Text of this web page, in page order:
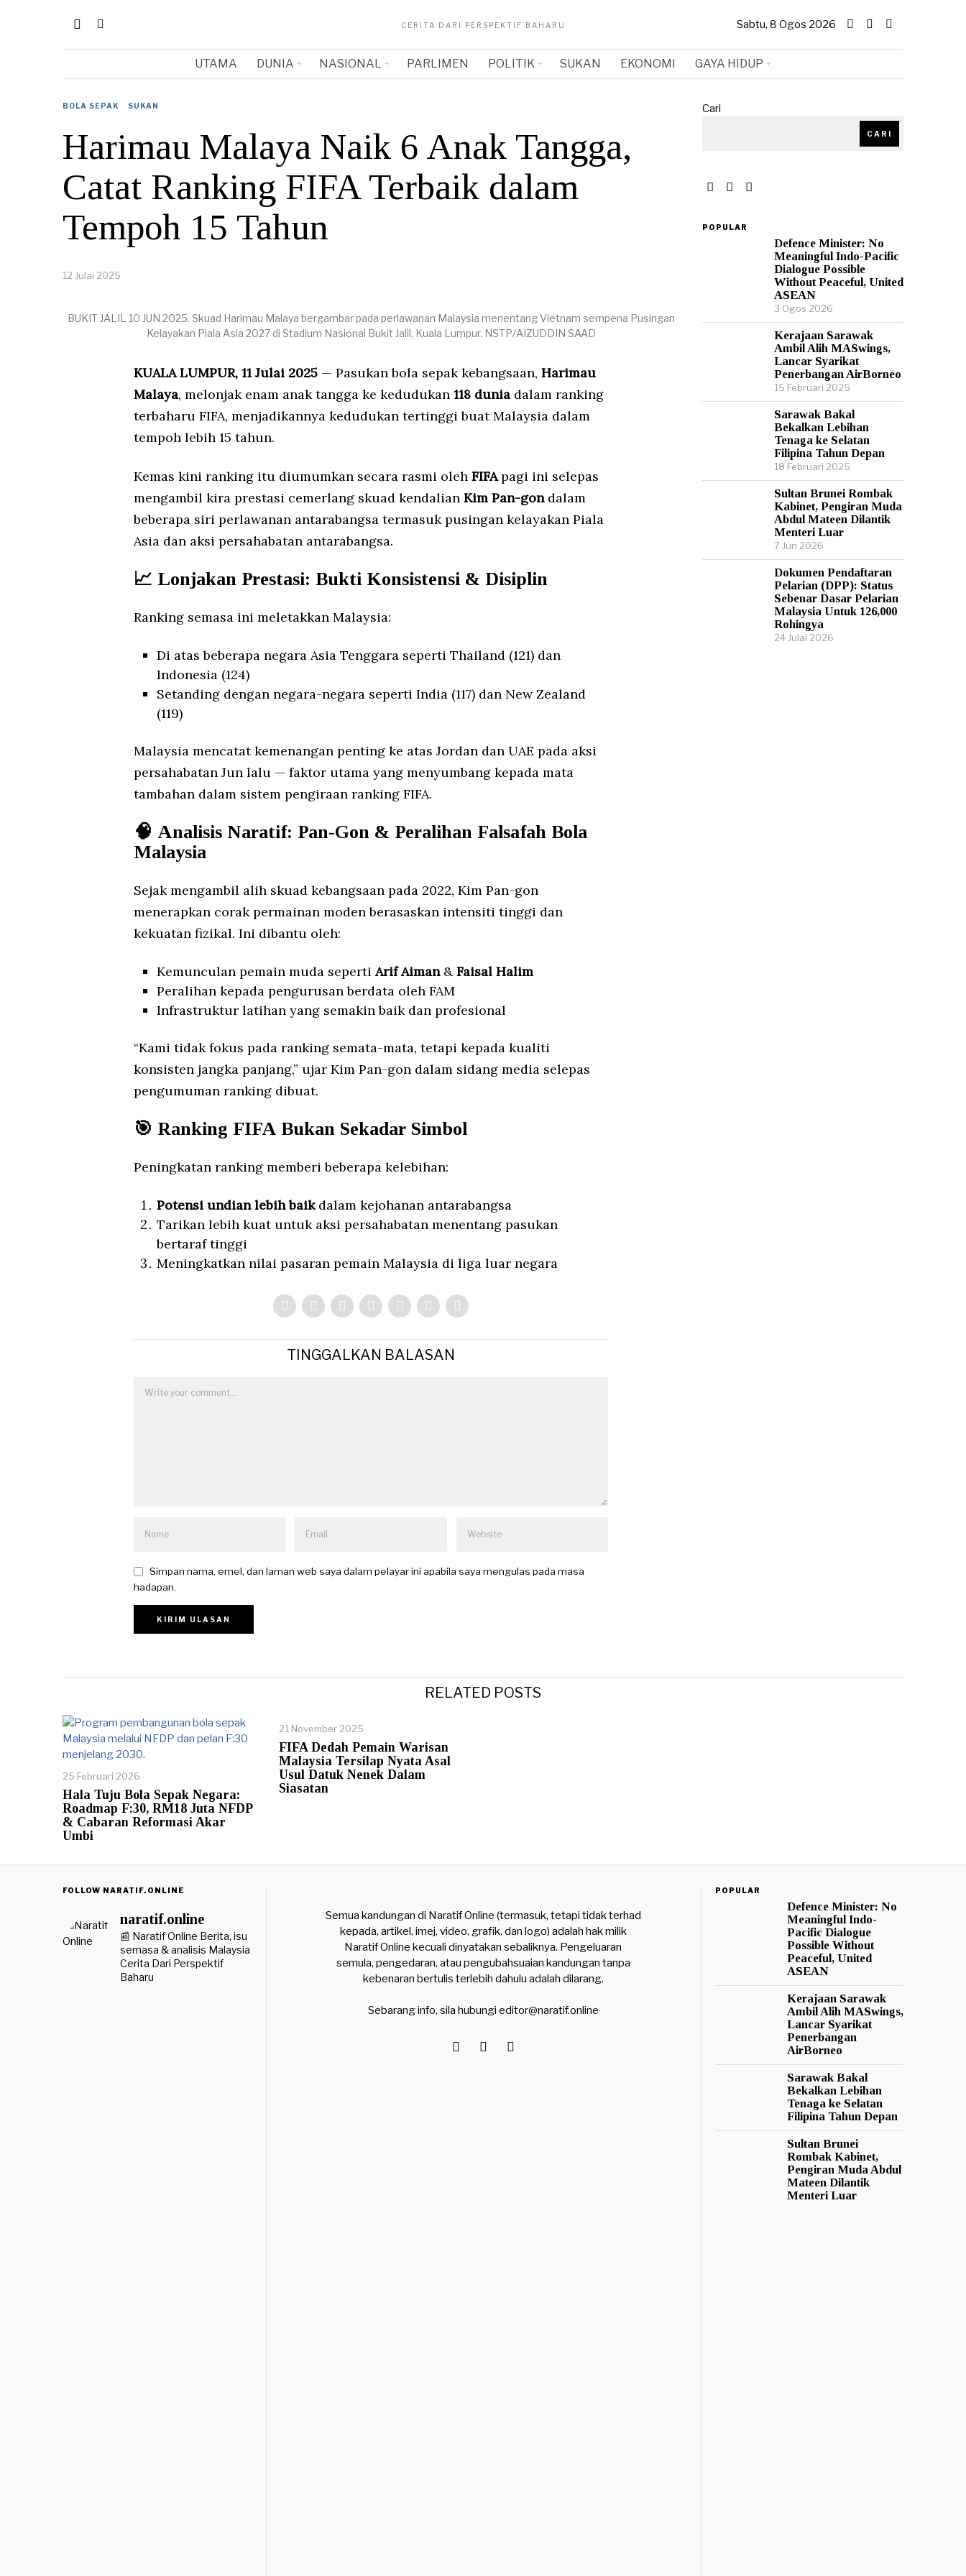
CERITA DARI PERSPEKTIF BAHARU Sabtu, 8 Ogos 2026
UTAMA DUNIA NASIONAL PARLIMEN POLITIK SUKAN EKONOMI GAYA HIDUP
BOLA SEPAK · SUKAN
Harimau Malaya Naik 6 Anak Tangga,
Catat Ranking FIFA Terbaik dalam
Tempoh 15 Tahun
12 Julai 2025
BUKIT JALIL 10 JUN 2025. Skuad Harimau Malaya bergambar pada perlawanan Malaysia menentang Vietnam sempena Pusingan
Kelayakan Piala Asia 2027 di Stadium Nasional Bukit Jalil, Kuala Lumpur. NSTP/AIZUDDIN SAAD
KUALA LUMPUR, 11 Julai 2025 — Pasukan bola sepak kebangsaan, Harimau
Malaya, melonjak enam anak tangga ke kedudukan 118 dunia dalam ranking
terbaharu FIFA, menjadikannya kedudukan tertinggi buat Malaysia dalam
tempoh lebih 15 tahun.
Kemas kini ranking itu diumumkan secara rasmi oleh FIFApagi ini selepas
mengambil kira prestasi cemerlang skuad kendalian Kim Pan-gondalam
beberapa siri perlawanan antarabangsa termasuk pusingan kelayakan Piala
Asia dan aksi persahabatan antarabangsa.
📈 Lonjakan Prestasi: Bukti Konsistensi & Disiplin
Ranking semasa ini meletakkan Malaysia:
Di atas beberapa negara Asia Tenggara seperti Thailand (121) dan
Indonesia (124)
Setanding dengan negara-negara seperti India (117) dan New Zealand
(119)
Malaysia mencatat kemenangan penting ke atas Jordan dan UAE pada aksi
persahabatan Jun lalu — faktor utama yang menyumbang kepada mata
tambahan dalam sistem pengiraan ranking FIFA.
🧠 Analisis Naratif: Pan-Gon & Peralihan Falsafah Bola
Malaysia
Sejak mengambil alih skuad kebangsaan pada 2022, Kim Pan-gon
menerapkan corak permainan moden berasaskan intensiti tinggi dan
kekuatan fizikal. Ini dibantu oleh:
Kemunculan pemain muda sepertiArif Aiman& Faisal Halim
Peralihan kepada pengurusan berdata oleh FAM
Infrastruktur latihan yang semakin baik dan profesional
“Kami tidak fokus pada ranking semata-mata, tetapi kepada kualiti
konsisten jangka panjang,” ujar Kim Pan-gon dalam sidang media selepas
pengumuman ranking dibuat.
🎯 Ranking FIFA Bukan Sekadar Simbol
Peningkatan ranking memberi beberapa kelebihan:
Potensi undian lebih baikdalam kejohanan antarabangsa
Tarikan lebih kuat untuk aksi persahabatan menentang pasukan
bertaraf tinggi
Meningkatkan nilai pasaran pemain Malaysia di liga luar negara
TINGGALKAN BALASAN
Simpan nama, emel, dan laman web saya dalam pelayar ini apabila saya mengulas pada masa
hadapan.
Cari
CARI
POPULAR
Defence Minister: No
Meaningful Indo-Pacific
Dialogue Possible
Without Peaceful, United
ASEAN
3 Ogos 2026
Kerajaan Sarawak
Ambil Alih MASwings,
Lancar Syarikat
Penerbangan AirBorneo
15 Februari 2025
Sarawak Bakal
Bekalkan Lebihan
Tenaga ke Selatan
Filipina Tahun Depan
18 Februari 2025
Sultan Brunei Rombak
Kabinet, Pengiran Muda
Abdul Mateen Dilantik
Menteri Luar
7 Jun 2026
Dokumen Pendaftaran
Pelarian (DPP): Status
Sebenar Dasar Pelarian
Malaysia Untuk 126,000
Rohingya
24 Julai 2026
RELATED POSTS
25 Februari 2026
Hala Tuju Bola Sepak Negara:
Roadmap F:30, RM18 Juta NFDP
& Cabaran Reformasi Akar
Umbi
21 November 2025
FIFA Dedah Pemain Warisan
Malaysia Tersilap Nyata Asal
Usul Datuk Nenek Dalam
Siasatan
FOLLOW NARATIF.ONLINE
naratif.online
📰 Naratif Online Berita, isu
semasa & analisis Malaysia
Cerita Dari Perspektif
Baharu
Semua kandungan di Naratif Online (termasuk, tetapi tidak terhad
kepada, artikel, imej, video, grafik, dan logo) adalah hak milik
Naratif Online kecuali dinyatakan sebaliknya. Pengeluaran
semula, pengedaran, atau pengubahsuaian kandungan tanpa
kebenaran bertulis terlebih dahulu adalah dilarang.
Sebarang info, sila hubungi editor@naratif.online
POPULAR
Defence Minister: No
Meaningful Indo-
Pacific Dialogue
Possible Without
Peaceful, United
ASEAN
Kerajaan Sarawak
Ambil Alih MASwings,
Lancar Syarikat
Penerbangan
AirBorneo
Sarawak Bakal
Bekalkan Lebihan
Tenaga ke Selatan
Filipina Tahun Depan
Sultan Brunei
Rombak Kabinet,
Pengiran Muda Abdul
Mateen Dilantik
Menteri Luar